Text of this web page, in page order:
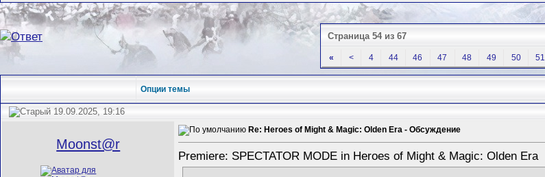
Страница 54 из 67
« < 4 44 46 47 48 49 50 51
Опции темы
19.09.2025, 19:16
Mооnst@r
Re: Heroes of Might & Magic: Olden Era - Обсуждение
Premiere: SPECTATOR MODE in Heroes of Might & Magic: Olden Era